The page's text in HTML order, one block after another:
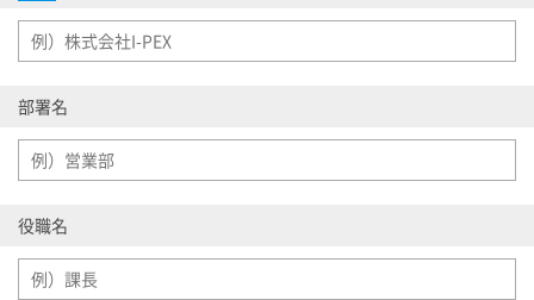
部署名
役職名